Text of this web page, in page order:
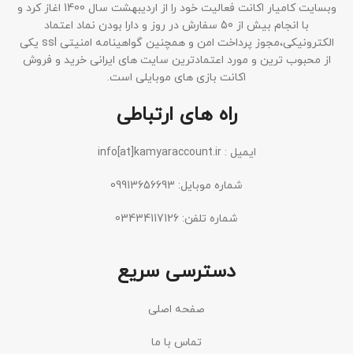
وبسایت کامیار اکانت فعالیت خود را از اردیبهشت سال 1400 اغاز کرد و
با انجام بیش از 50 سفارش در روز و دارا بودن نماد اعتماد
الکترونیکی،مجوز پرداخت امن و همچنین گواهینامه امنیتی ssl یکی
از محبوب ترین و مورد اعتمادترین سایت های ایرانی خرید و فروش
اکانت بازی های موبایلی است.
راه های ارتباطی
ایمیل : info[at]kamyaraccount.ir
شماره موبایل: 09913656693
شماره تلفن: 03434117126
دسترسی سریع
صفحه اصلی
تماس با ما